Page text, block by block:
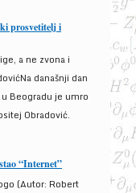
prosvetitelj i
a ne zvona i
današnji dan
Beogradu je umro
Obradović.
“Internet”
(Autor: Robert